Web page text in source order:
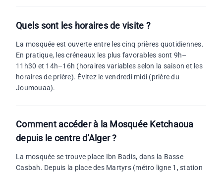
Quels sont les horaires de visite ?
La mosquée est ouverte entre les cinq prières quotidiennes.
En pratique, les créneaux les plus favorables sont 9h–
11h30 et 14h–16h (horaires variables selon la saison et les
horaires de prière). Évitez le vendredi midi (prière du
Joumouaa).
Comment accéder à la Mosquée Ketchaoua
depuis le centre d'Alger ?
La mosquée se trouve place Ibn Badis, dans la Basse
Casbah. Depuis la place des Martyrs (métro ligne 1, station